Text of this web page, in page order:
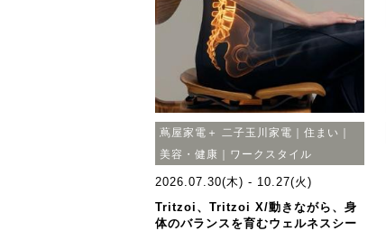
蔦屋家電＋ 二子玉川家電｜住まい｜
美容・健康｜ワークスタイル
2026.07.30(木) - 10.27(火)
Tritzoi、Tritzoi X/動きながら、身
体のバランスを育むウェルネスシー